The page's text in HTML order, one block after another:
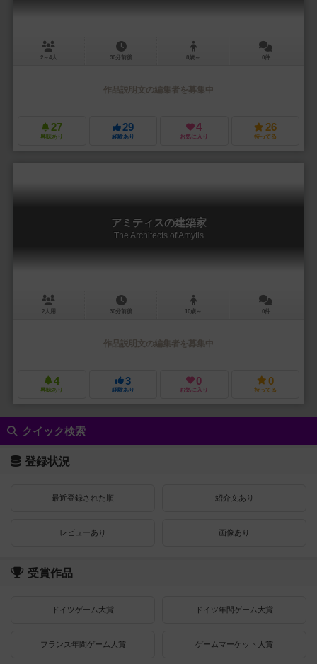
2～4人 30分前後 8歳～ 0件
作品説明文の編集者を募集中
27
興味あり
29
経験あり
4
お気に入り
26
持ってる
アミティスの建築家
The Architects of Amytis
2人用 30分前後 10歳～ 0件
作品説明文の編集者を募集中
4
興味あり
3
経験あり
0
お気に入り
0
持ってる
クイック検索
登録状況
最近登録された順 紹介文あり
レビューあり 画像あり
受賞作品
ドイツゲーム大賞 ドイツ年間ゲーム大賞
フランス年間ゲーム大賞 ゲームマーケット大賞